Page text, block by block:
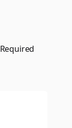
Required